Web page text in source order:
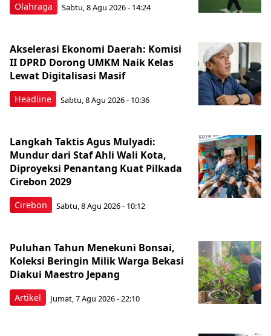
Olahraga Sabtu, 8 Agu 2026 - 14:24
Headline
Akselerasi Ekonomi Daerah: Komisi
II DPRD Dorong UMKM Naik Kelas
Lewat Digitalisasi Masif
Sabtu, 8 Agu 2026 - 10:36
Cirebon
Langkah Taktis Agus Mulyadi:
Mundur dari Staf Ahli Wali Kota,
Diproyeksi Penantang Kuat Pilkada
Cirebon 2029
Sabtu, 8 Agu 2026 - 10:12
Artikel
Puluhan Tahun Menekuni Bonsai,
Koleksi Beringin Milik Warga Bekasi
Diakui Maestro Jepang
Jumat, 7 Agu 2026 - 22:10